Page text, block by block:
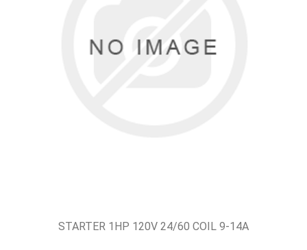
STARTER 1HP 120V 24/60 COIL 9-14A